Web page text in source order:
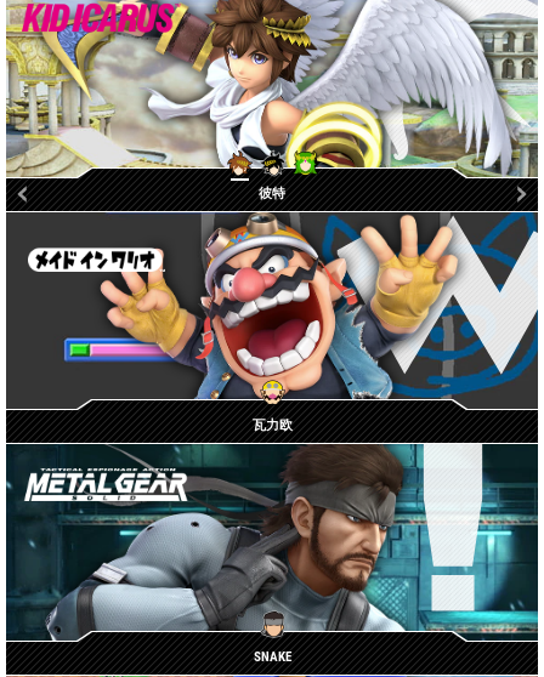
彼特
黑暗彼特
帕露蒂娜
瓦力欧
SNAKE